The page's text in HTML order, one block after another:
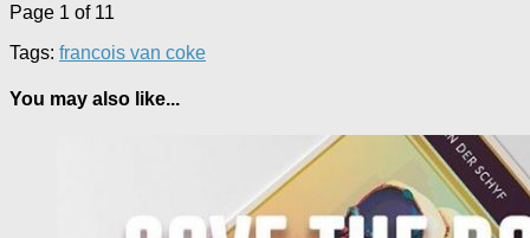
Page 1 of 11
Tags: francois van coke
You may also like...